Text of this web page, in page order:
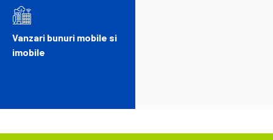
Vanzari bunuri mobile si
imobile